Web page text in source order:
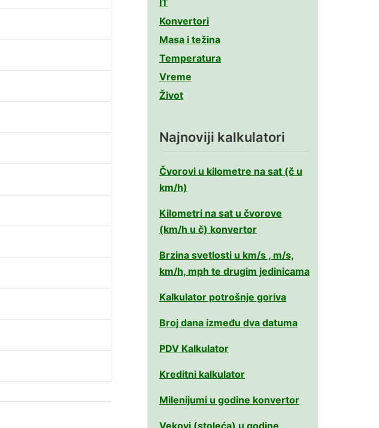
IT
Konvertori
Masa i težina
Temperatura
Vreme
Život
Najnoviji kalkulatori
Čvorovi u kilometre na sat (č u
km/h)
Kilometri na sat u čvorove
(km/h u č) konvertor
Brzina svetlosti u km/s , m/s,
km/h, mph te drugim jedinicama
Kalkulator potrošnje goriva
Broj dana između dva datuma
PDV Kalkulator
Kreditni kalkulator
Milenijumi u godine konvertor
Vekovi (stoleća) u godine